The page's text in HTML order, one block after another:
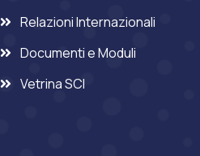
Relazioni Internazionali
Documenti e Moduli
Vetrina SCI